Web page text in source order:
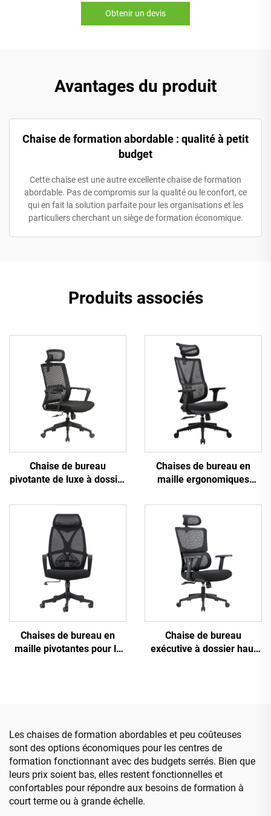
Obtenir un devis
Avantages du produit
Chaise de formation abordable : qualité à petit
budget
Cette chaise est une autre excellente chaise de formation
abordable. Pas de compromis sur la qualité ou le confort, ce
qui en fait la solution parfaite pour les organisations et les
particuliers cherchant un siège de formation économique.
Produits associés
Chaise de bureau
pivotante de luxe à dossier
tâches de personnel,
bureau d'ordinateur
ergonomique en maille
Chaises de bureau en
maille ergonomiques
en gros de Guangdong
Chaise de bureau
confortable pour
ordinateur
Chaises de bureau en
maille pivotantes pour le
Chaise de bureau
exécutive à dossier haut
Les chaises de formation abordables et peu coûteuses
sont des options économiques pour les centres de
formation fonctionnant avec des budgets serrés. Bien que
leurs prix soient bas, elles restent fonctionnelles et
confortables pour répondre aux besoins de formation à
court terme ou à grande échelle.